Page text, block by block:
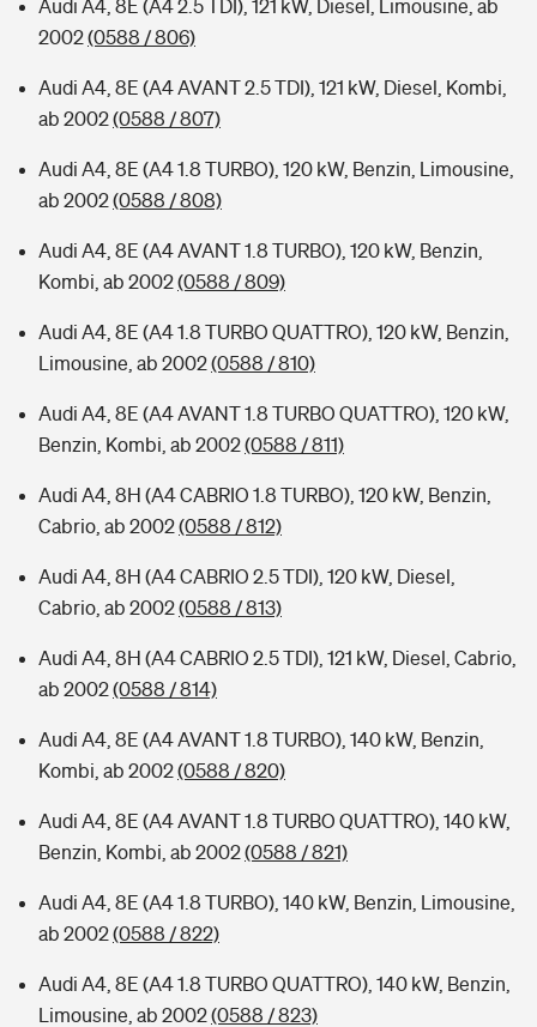
Audi A4, 8E (A4 2.5 TDI), 121 kW, Diesel, Limousine, ab
2002(0588 / 806)
Audi A4, 8E (A4 AVANT 2.5 TDI), 121 kW, Diesel, Kombi,
ab 2002(0588 / 807)
Audi A4, 8E (A4 1.8 TURBO), 120 kW, Benzin, Limousine,
ab 2002(0588 / 808)
Audi A4, 8E (A4 AVANT 1.8 TURBO), 120 kW, Benzin,
Kombi, ab 2002(0588 / 809)
Audi A4, 8E (A4 1.8 TURBO QUATTRO), 120 kW, Benzin,
Limousine, ab 2002(0588 / 810)
Audi A4, 8E (A4 AVANT 1.8 TURBO QUATTRO), 120 kW,
Benzin, Kombi, ab 2002(0588 / 811)
Audi A4, 8H (A4 CABRIO 1.8 TURBO), 120 kW, Benzin,
Cabrio, ab 2002(0588 / 812)
Audi A4, 8H (A4 CABRIO 2.5 TDI), 120 kW, Diesel,
Cabrio, ab 2002(0588 / 813)
Audi A4, 8H (A4 CABRIO 2.5 TDI), 121 kW, Diesel, Cabrio,
ab 2002(0588 / 814)
Audi A4, 8E (A4 AVANT 1.8 TURBO), 140 kW, Benzin,
Kombi, ab 2002(0588 / 820)
Audi A4, 8E (A4 AVANT 1.8 TURBO QUATTRO), 140 kW,
Benzin, Kombi, ab 2002(0588 / 821)
Audi A4, 8E (A4 1.8 TURBO), 140 kW, Benzin, Limousine,
ab 2002(0588 / 822)
Audi A4, 8E (A4 1.8 TURBO QUATTRO), 140 kW, Benzin,
Limousine, ab 2002(0588 / 823)